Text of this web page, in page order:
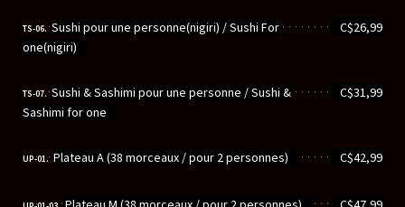
TS-06. C$26,99
Sushi pour une personne(nigiri) / Sushi For
one(nigiri)
TS-07. C$31,99
Sushi & Sashimi pour une personne / Sushi &
Sashimi for one
UP-01. C$42,99
Plateau A (38 morceaux / pour 2 personnes)